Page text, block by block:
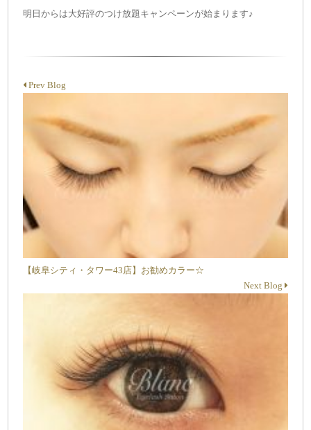
明日からは大好評のつけ放題キャンペーンが始まります♪
Prev Blog
【岐阜シティ・タワー43店】お勧めカラー☆
Next Blog